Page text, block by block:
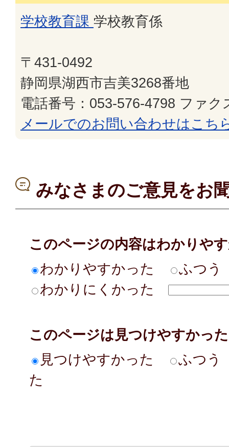
学校教育課 学校教育係
〒431-0492
静岡県湖西市吉美3268番地
電話番号：053-576-4798 ファク
メールでのお問い合わせはこち
みなさまのご意見をお
このページの内容はわかりや
わかりやすかった
ふつう
わかりにくかった
このページは見つけやすかっ
見つけやすかった
ふつう
た